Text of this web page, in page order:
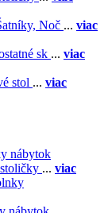
Noč ... viac
sk ... viac
stol ... viac
nábytok
... viac